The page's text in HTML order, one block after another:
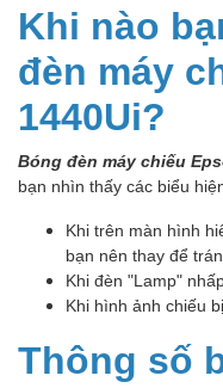
Khi nào
đèn máy
1440Ui?
Bóng đèn máy chiếu
bạn nhìn thấy các biểu
Khi trên màn hình
bạn nên thay để
Khi đèn "Lamp"
Khi hình ảnh chiếu
Thông số